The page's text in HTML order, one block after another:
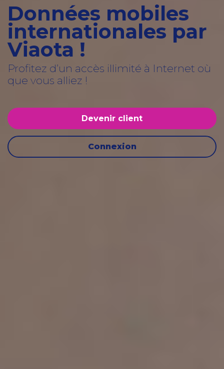
Données mobiles
internationales par
Viaota !
Profitez d’un accès illimité à Internet où
que vous alliez !
Devenir client
Connexion